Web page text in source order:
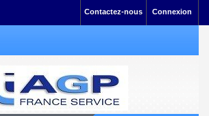
Connexion
Contactez-nous